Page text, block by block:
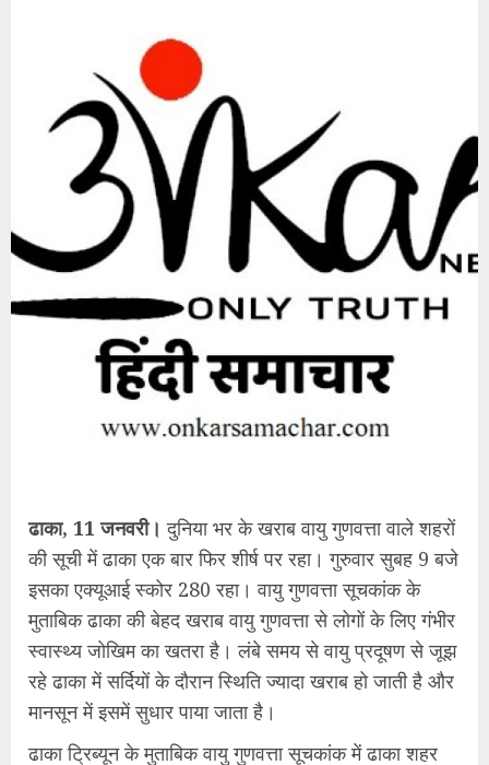
ढाका, 11 जनवरी। दुनिया भर के खराब वायु गुणवत्ता वाले शहरों
की सूची में ढाका एक बार फिर शीर्ष पर रहा। गुरुवार सुबह 9 बजे
इसका एक्यूआई स्कोर 280 रहा। वायु गुणवत्ता सूचकांक के
मुताबिक ढाका की बेहद खराब वायु गुणवत्ता से लोगों के लिए गंभीर
स्वास्थ्य जोखिम का खतरा है। लंबे समय से वायु प्रदूषण से जूझ
रहे ढाका में सर्दियों के दौरान स्थिति ज्यादा खराब हो जाती है और
मानसून में इसमें सुधार पाया जाता है।
ढाका ट्रिब्यून के मुताबिक वायु गुणवत्ता सूचकांक में ढाका शहर